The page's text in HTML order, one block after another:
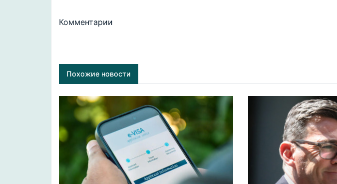
Комментарии
Похожие новости